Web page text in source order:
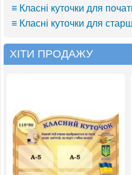
≡ Класні куточки для
≡ Класні куточки для
ХІТИ ПРОДАЖУ